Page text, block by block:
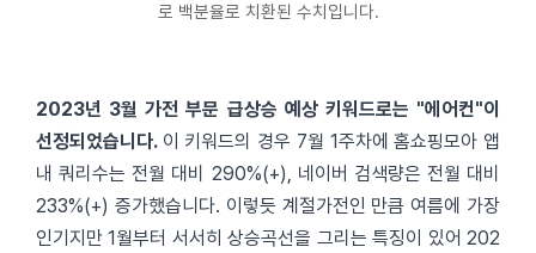
로 백분율로 치환된 수치입니다.
2023년 3월 가전 부문 급상승 예상 키워드로는 "에어컨"이
선정되었습니다. 이 키워드의 경우 7월 1주차에 홈쇼핑모아 앱
내 쿼리수는 전월 대비 290%(+), 네이버 검색량은 전월 대비
233%(+) 증가했습니다. 이렇듯 계절가전인 만큼 여름에 가장
인기지만 1월부터 서서히 상승곡선을 그리는 특징이 있어 202